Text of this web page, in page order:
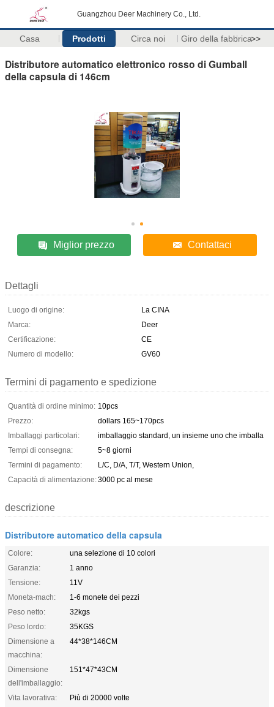
Guangzhou Deer Machinery Co., Ltd.
Casa Prodotti Circa noi Giro della fabbrica>>
Distributore automatico elettronico rosso di Gumball
della capsula di 146cm
Miglior prezzo Contattaci
Dettagli
Luogo di origine:
La CINA
Marca:
Deer
Certificazione:
CE
Numero di modello:
GV60
Termini di pagamento e spedizione
Quantità di ordine minimo: 10pcs
Prezzo:
dollars 165~170pcs
Imballaggi particolari:
imballaggio standard, un insieme uno che imballa
Tempi di consegna:
5~8 giorni
Termini di pagamento:
L/C, D/A, T/T, Western Union,
Capacità di alimentazione:3000 pc al mese
descrizione
Distributore automatico della capsula
Colore:
una selezione di 10 colori
Garanzia:
1 anno
Tensione:
11V
Moneta-mach:
1-6 monete dei pezzi
Peso netto:
32kgs
Peso lordo:
35KGS
Dimensione a
macchina:
44*38*146CM
Dimensione
dell'imballaggio:
151*47*43CM
Vita lavorativa:
Più di 20000 volte